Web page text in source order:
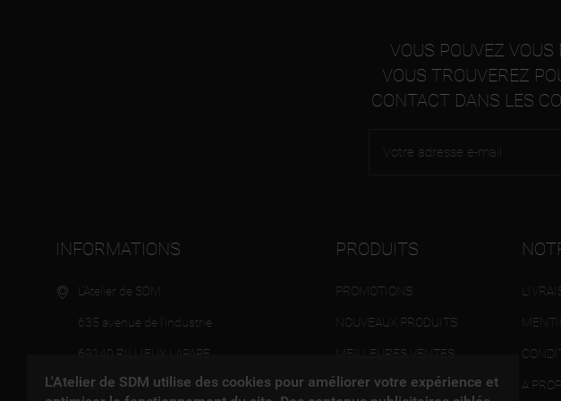
L'Atelier de SDM utilise des cookies pour améliorer votre expérience et
VOUS POUVEZ
VOUS TROUVEREZ
CONTACT DANS LES
INFORMATIONS
L'Atelier de SDM
635 avenue de l'industrie
69140 RILLIEUX LAPAPE
France
PRODUITS
PROMOTIONS
NOUVEAUX PRODUITS
MEILLEURES VENTES
A